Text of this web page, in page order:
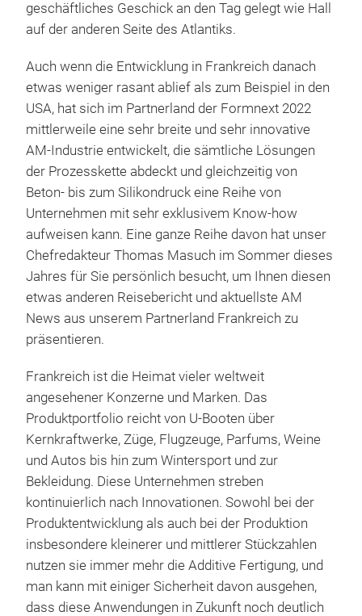
geschäftliches Geschick an den Tag gelegt wie Hall
auf der anderen Seite des Atlantiks.
Auch wenn die Entwicklung in Frankreich danach
etwas weniger rasant ablief als zum Beispiel in den
USA, hat sich im Partnerland der Formnext 2022
mittlerweile eine sehr breite und sehr innovative
AM-Industrie entwickelt, die sämtliche Lösungen
der Prozesskette abdeckt und gleichzeitig von
Beton- bis zum Silikondruck eine Reihe von
Unternehmen mit sehr exklusivem Know-how
aufweisen kann. Eine ganze Reihe davon hat unser
Chefredakteur Thomas Masuch im Sommer dieses
Jahres für Sie persönlich besucht, um Ihnen diesen
etwas anderen Reisebericht und aktuellste AM
News aus unserem Partnerland Frankreich zu
präsentieren.
Frankreich ist die Heimat vieler weltweit
angesehener Konzerne und Marken. Das
Produktportfolio reicht von U-Booten über
Kernkraftwerke, Züge, Flugzeuge, Parfums, Weine
und Autos bis hin zum Wintersport und zur
Bekleidung. Diese Unternehmen streben
kontinuierlich nach Innovationen. Sowohl bei der
Produktentwicklung als auch bei der Produktion
insbesondere kleinerer und mittlerer Stückzahlen
nutzen sie immer mehr die Additive Fertigung, und
man kann mit einiger Sicherheit davon ausgehen,
dass diese Anwendungen in Zukunft noch deutlich